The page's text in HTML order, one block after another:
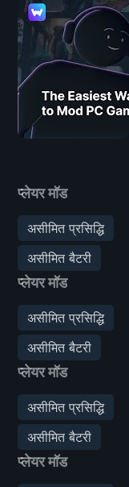
प्लेयर मॉड
असीमित प्रसिद्धि
असीमित बैटरी
प्लेयर मॉड
असीमित प्रसिद्धि
असीमित बैटरी
प्लेयर मॉड
असीमित प्रसिद्धि
असीमित बैटरी
प्लेयर मॉड